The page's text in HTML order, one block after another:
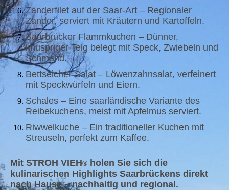
Zanderfilet auf der Saar-Art – Regionaler
Zander, serviert mit Kräutern und Kartoffeln.
Saarbrücker Flammkuchen – Dünner,
knuspriger Teig belegt mit Speck, Zwiebeln und
Schmand.
Bettseicher-Salat – Löwenzahnsalat, verfeinert
mit Speckwürfeln und Eiern.
Schales – Eine saarländische Variante des
Reibekuchens, meist mit Apfelmus serviert.
Riwwelkuche – Ein traditioneller Kuchen mit
Streuseln, perfekt zum Kaffee.
Mit STROH VIEH® holen Sie sich die
kulinarischen Highlights Saarbrückens direkt
nach Hause – nachhaltig und regional.